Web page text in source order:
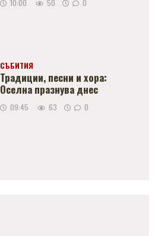
10:00 50 0
СЪБИТИЯ
Традиции, песни и хора:
Оселна празнува днес
09:45 63 0